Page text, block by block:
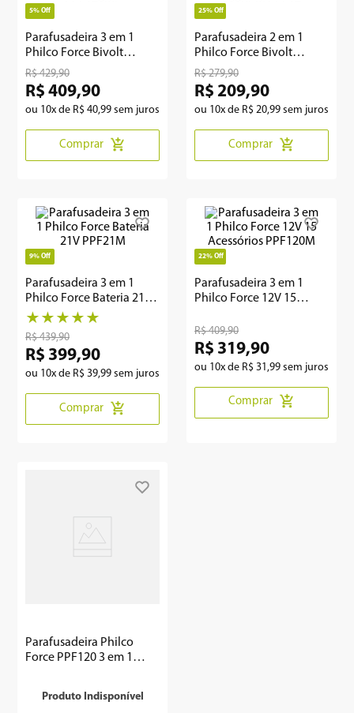
5% Off
Parafusadeira 3 em 1
Philco Force Bivolt
PPF120MF
R$ 429,90
R$ 409,90
ou 10x de R$ 40,99 sem juros
Comprar
25% Off
Parafusadeira 2 em 1
Philco Force Bivolt
800RPM PPF12
R$ 279,90
R$ 209,90
ou 10x de R$ 20,99 sem juros
Comprar
9% Off
Parafusadeira 3 em 1
Philco Force Bateria 21V
PPF21M
★ ★ ★ ★ ★
R$ 439,90
R$ 399,90
ou 10x de R$ 39,99 sem juros
Comprar
22% Off
Parafusadeira 3 em 1
Philco Force 12V 15
R$ 409,90
R$ 319,90
ou 10x de R$ 31 ,99 sem juros
Comprar
Parafusadeira Philco
Force PPF120 3 em 1
Produto Indisponível
12000
inverter